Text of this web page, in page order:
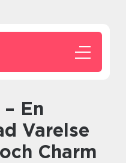
Varelse
Charm